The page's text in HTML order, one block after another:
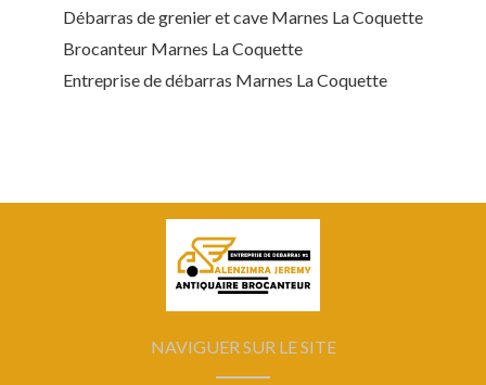
Débarras de grenier et cave Marnes La Coquette
Brocanteur Marnes La Coquette
Entreprise de débarras Marnes La Coquette
NAVIGUER SUR LE SITE